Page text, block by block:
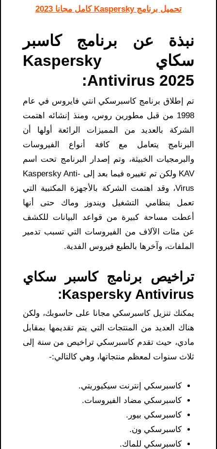
تحميل برنامج Kaspersky كامل مجانا 2023
نبذة عن برنامج كاسبر
سكاي Kaspersky
Antivirus 2025:
تم إطلاق برنامج كاسبرسكي انتي فايروس في عام
1998 من قبل مطورين روس، ومنذ إنشائه اهتمت
الشركة بالعديد من المميزات الرائعة أولها أن
البرنامج يتعامل مع كافة أنواع الفيروسات
والبرمجيات الخبيثة، وتم إصدار البرنامج تحت اسم
KAV ولكن تم تغييره فيما بعد إلى Kaspersky Anti-
Virus، وقد اهتمت الشركة بالأجهزة المكتبية التي
تعمل بنظامي التشغيل ويندوز وماك حتى أنها
أعطت مساحة كبيرة من قواعد البيانات للكشف
عن مئات الآلاف من الفيروسات التي تسبب تدمير
الملفات، وآخرها بالطبع فيروس الفدية.
تراخيص برنامج كاسبر سكاي
Kaspersky Antivirus:
يمكنك تنزيل كاسبرسكي مجانا على حاسوبك، ولكن
هناك العديد من المنتجات التي يتم تقديمها بمقابل
مادي، حيث تقدم كاسبرسكي تراخيص من سنة إلى
ثلاث سنوات لمعظم منتجاتها، وهي كالتالي:-
كاسبرسكي إنترنت سيكيوريتي.
كاسبرسكي مضاد الفيروسات.
كاسبرسكي بيور.
كاسبرسكي ون.
كاسبرسكي للماك.